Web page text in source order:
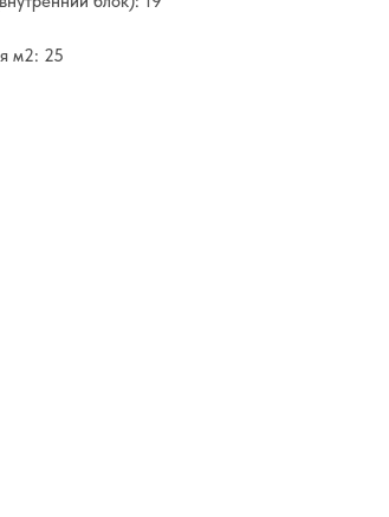
м2: 25